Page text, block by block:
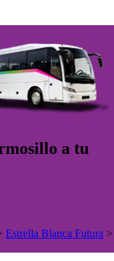
a tu
Estrella Blanca Futura >